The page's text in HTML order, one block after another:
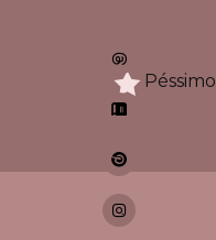
Péssimo